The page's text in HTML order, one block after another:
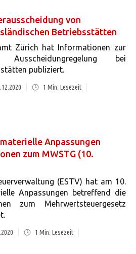
von
Betriebsstätten
Zürich hat Informationen zur
bei
publiziert.
1 Min. Lesezeit
Anpassungen
zum MWSTG (10.
(ESTV) hat am 10.
Anpassungen betreffend die
zum Mehrwertsteuergesetz
1 Min. Lesezeit